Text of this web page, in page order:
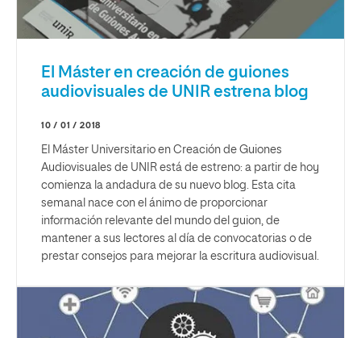
El Máster en creación de guiones
audiovisuales de UNIR estrena blog
10 / 01 / 2018
El Máster Universitario en Creación de Guiones
Audiovisuales de UNIR está de estreno: a partir de hoy
comienza la andadura de su nuevo blog. Esta cita
semanal nace con el ánimo de proporcionar
información relevante del mundo del guion, de
mantener a sus lectores al día de convocatorias o de
prestar consejos para mejorar la escritura audiovisual.